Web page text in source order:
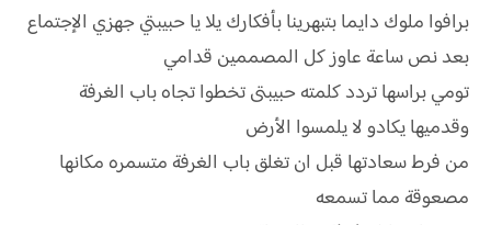
برافوا ملوك دايما بتبهرينا بأفكارك يلا يا حبيبتي جهزي الإجتماع
بعد نص ساعة عاوز كل المصممين قدامي
تومي براسها تردد كلمته حبيبتى تخطوا تجاه باب الغرفة
وقدميها يكادو لا يلمسوا الأرض
من فرط سعادتها قبل ان تغلق باب الغرفة متسمره مكانها
مصعوقة مما تسمعه